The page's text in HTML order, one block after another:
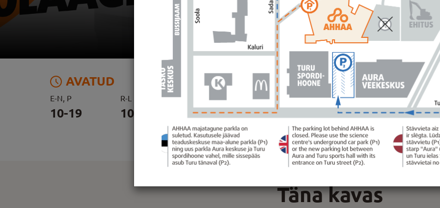
AVATUD
E-N, P R-L
10-19 10-20
PILETID
õpilane
15 €
koolieelik
0 €
täispilet
20 €
perepilet
45 €
NB! Hinnakiri ei kehti grupikülastusele
Täna kavas